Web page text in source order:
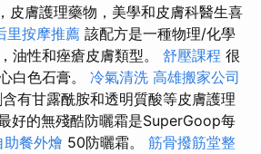
皮膚護理藥物，美學和皮膚科醫生喜
里按摩推薦 該配方是一種物理/化學
油性和痤瘡皮膚類型。 舒壓課程 很
白色石膏。 冷氣清洗 高雄搬家公司
有甘露酰胺和透明質酸等皮膚護理
好的無殘酷防曬霜是SuperGoop每
助餐外燴 50防曬霜。 筋骨撥筋堂整